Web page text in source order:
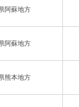
阿蘇地方
阿蘇地方
熊本地方